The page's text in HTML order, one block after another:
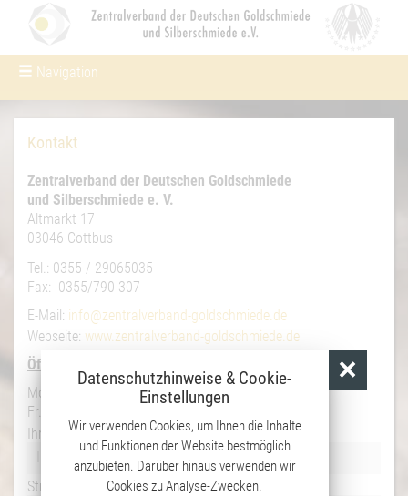
Navigation
Kontakt
Zentralverband der Deutschen Goldschmiede
und Silberschmiede e. V.
Altmarkt 17
03046 Cottbus
Tel.: 0355 / 29065035
Fax: 0355/790 307
E-Mail: info@zentralverband-goldschmiede.de
Webseite: www.zentralverband-goldschmiede.de
Öffnungszeiten:
Mo - Do: 07.30 - 16.00 Uhr
Fr.: 07.30 - 12.00 Uhr
Ihr Name
Straße
Datenschutzhinweise & Cookie-
Einstellungen
Wir verwenden Cookies, um Ihnen die Inhalte
und Funktionen der Website bestmöglich
anzubieten. Darüber hinaus verwenden wir
Cookies zu Analyse-Zwecken.
funktionale Cookies in den Cookie-Einstellungen